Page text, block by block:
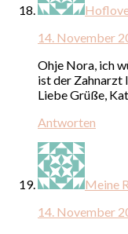
14. November
Ohje Nora, ich
ist der Zahnarzt
Liebe Grüße,
Antworten
Meine
14. November